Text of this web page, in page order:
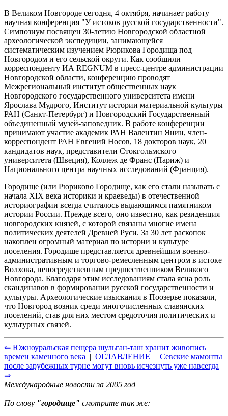
В Великом Новгороде сегодня, 4 октября, начинает работу
научная конференция "У истоков русской государственности".
Симпозиум посвящен 30-летию Новгородской областной
археологической экспедиции, занимающейся
систематическим изучением Рюрикова Городища под
Новгородом и его сельской округи. Как сообщили
корреспонденту ИА REGNUM в пресс-центре администрации
Новгородской области, конференцию проводят
Межрегиональный институт общественных наук
Новгородского государственного университета имени
Ярослава Мудрого, Институт истории материальной культуры
РАН (Санкт-Петербург) и Новгородский Государственный
объединенный музей-заповедник. В работе конференции
принимают участие академик РАН Валентин Янин, член-
корреспондент РАН Евгений Носов, 18 докторов наук, 20
кандидатов наук, представители Стокгольмского
университета (Швеция), Коллеж де Франс (Париж) и
Национального центра научных исследований (Франция).
Городище (или Рюриково Городище, как его стали называть с
начала XIX века историки и краеведы) в отечественной
историографии всегда считалось выдающимся памятником
истории России. Прежде всего, оно известно, как резиденция
новгородских князей, с которой связаны многие имена
политических деятелей Древней Руси. За 30 лет раскопок
накоплен огромный материал по истории и культуре
поселения. Городище представляется древнейшим военно-
административным и торгово-ремесленным центром в истоке
Волхова, непосредственным предшественником Великого
Новгорода. Благодаря этим исследованиям стала ясна роль
скандинавов в формировании русской государственности и
культуры. Археологические изыскания в Поозерье показали,
что Новгород возник среди многочисленных славянских
поселений, став для них местом средоточия политических и
культурных связей.
⇐ Южноуральская пещера шульган-таш хранит живопись
времен каменного века | ОГЛАВЛЕНИЕ | Севские мамонты
после зарубежных турне могут вновь исчезнуть уже навсегда
⇒
Международные новости за 2005 год
По слову "городище" смотрите так же: